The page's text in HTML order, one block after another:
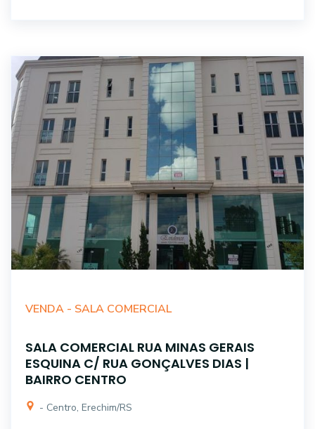
VENDA - SALA COMERCIAL
SALA COMERCIAL RUA MINAS GERAIS
ESQUINA C/ RUA GONÇALVES DIAS |
BAIRRO CENTRO
- Centro, Erechim/RS